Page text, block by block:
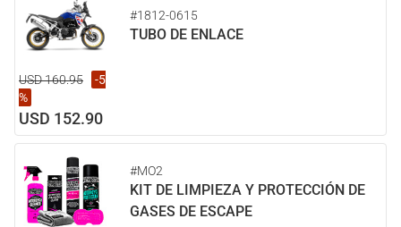
#1812-0615
TUBO DE ENLACE
USD 160.95
-5
%
USD 152.90
#MO2
KIT DE LIMPIEZA Y PROTECCIÓN DE
GASES DE ESCAPE